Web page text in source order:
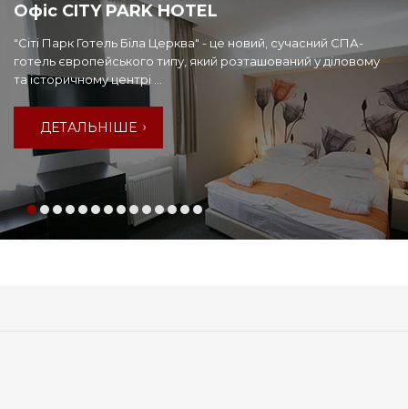
Офіс CITY PARK HOTEL
"Сіті Парк Готель Біла Церква" - це новий, сучасний СПА-
готель європейського типу, який розташований у діловому
та історичному центрі ...
ДЕТАЛЬНІШЕ
ДЕТАЛЬНІШЕ
ДЕТАЛЬНІШЕ
ДЕТАЛЬНІШЕ
ДЕТАЛЬНІШЕ
ДЕТАЛЬНІШЕ
ДЕТАЛЬНІШЕ
ДЕТАЛЬНІШЕ
ДЕТАЛЬНІШЕ
ДЕТАЛЬНІШЕ
ДЕТАЛЬНІШЕ
ДЕТАЛЬНІШЕ
ДЕТАЛЬНІШЕ
ДЕТАЛЬНІШЕ